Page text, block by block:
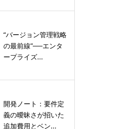
“バージョン管理戦略
の最前線”──エンタ
ープライズ...
開発ノート：要件定
義の曖昧さが招いた
追加費用とベン...